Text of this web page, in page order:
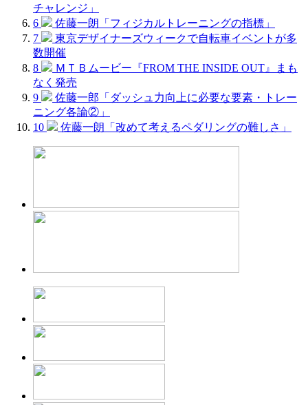
チャレンジ」
6
佐藤一朗「フィジカルトレーニングの指標」
7
東京デザイナーズウィークで自転車イベントが多
数開催
8
ＭＴＢムービー『FROM THE INSIDE OUT』まも
なく発売
9
佐藤一郎「ダッシュ力向上に必要な要素・トレー
ニング各論②」
10
佐藤一朗「改めて考えるペダリングの難しさ」